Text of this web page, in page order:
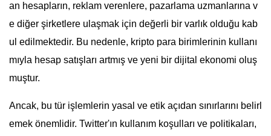
an hesapların, reklam verenlere, pazarlama uzmanlarına v
e diğer şirketlere ulaşmak için değerli bir varlık olduğu kab
ul edilmektedir. Bu nedenle, kripto para birimlerinin kullanı
mıyla hesap satışları artmış ve yeni bir dijital ekonomi oluş
muştur.
Ancak, bu tür işlemlerin yasal ve etik açıdan sınırlarını belirl
emek önemlidir. Twitter'ın kullanım koşulları ve politikaları,